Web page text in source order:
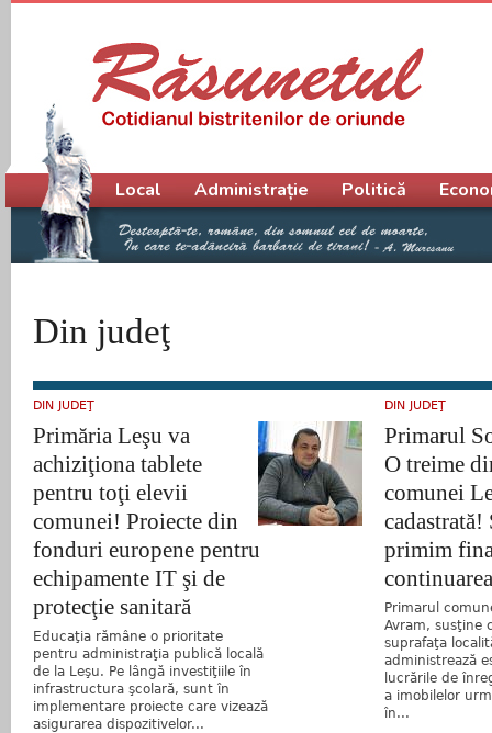
Din judeţ
DIN JUDEŢ
Primăria Leşu va
achiziţiona tablete
pentru toţi elevii
comunei! Proiecte din
fonduri europene pentru
echipamente IT şi de
protecţie sanitară
Educaţia rămâne o prioritate
pentru administraţia publică locală
de la Leşu. Pe lângă investiţiile în
infrastructura şcolară, sunt în
implementare proiecte care vizează
asigurarea dispozitivelor...
DIN JUDEŢ
Primarul
O treime
comunei
cadastrată!
primim
Primarul
Avram, susţine
suprafaţa
administrează
lucrările de
a imobilelor
în...
Meniu principal
Local Administrație Politică